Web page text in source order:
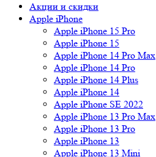
Акции и скидки
Apple iPhone
Apple iPhone 15 Pro
Apple iPhone 15
Apple iPhone 14 Pro Max
Apple iPhone 14 Pro
Apple iPhone 14 Plus
Apple iPhone 14
Apple iPhone SE 2022
Apple iPhone 13 Pro Max
Apple iPhone 13 Pro
Apple iPhone 13
Apple iPhone 13 Mini